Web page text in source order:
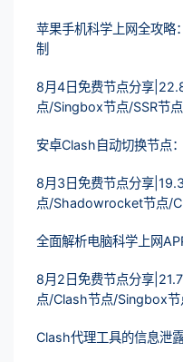
苹果手机科学上网全攻略
制
8月4日免费节点分享
点/Singbox节点/SSR节
安卓Clash自动切换节点
8月3日免费节点分享
点/Shadowrocket节点/
全面解析电脑科学上网
8月2日免费节点分享
点/Clash节点/Singbox
Clash代理工具的信息泄